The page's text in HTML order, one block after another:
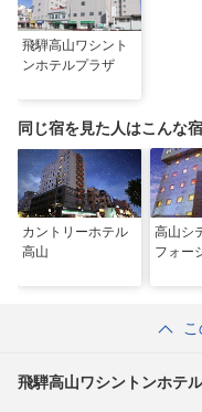
飛騨高山ワシント
ンホテルプラザ
同じ宿を見た人はこんな
カントリーホテル
高山
高山シ
フォー
飛騨高山ワシントンホテ